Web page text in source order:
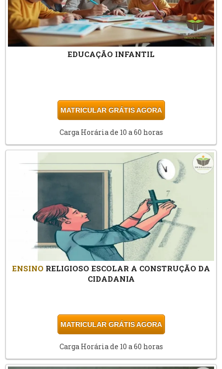
EDUCAÇÃO INFANTIL
MATRICULAR GRÁTIS AGORA
Carga Horária de 10 a 60 horas
ENSINO RELIGIOSO ESCOLAR A CONSTRUÇÃO DA
CIDADANIA
MATRICULAR GRÁTIS AGORA
Carga Horária de 10 a 60 horas